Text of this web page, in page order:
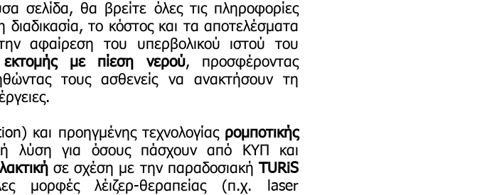
σελίδα, θα βρείτε όλες τις πληροφορίες
το κόστος και τα αποτελέσματα
αφαίρεση του υπερβολικού ιστού του
εκτομής με πίεση νερού, προσφέροντας
τους ασθενείς να ανακτήσουν τη
και προηγμένης τεχνολογίας ρομποτικής
λύση για όσους πάσχουν από ΚΥΠ και
σε σχέση με την παραδοσιακή
TURiS
μορφές λέιζερ-θεραπείας (π.χ. laser